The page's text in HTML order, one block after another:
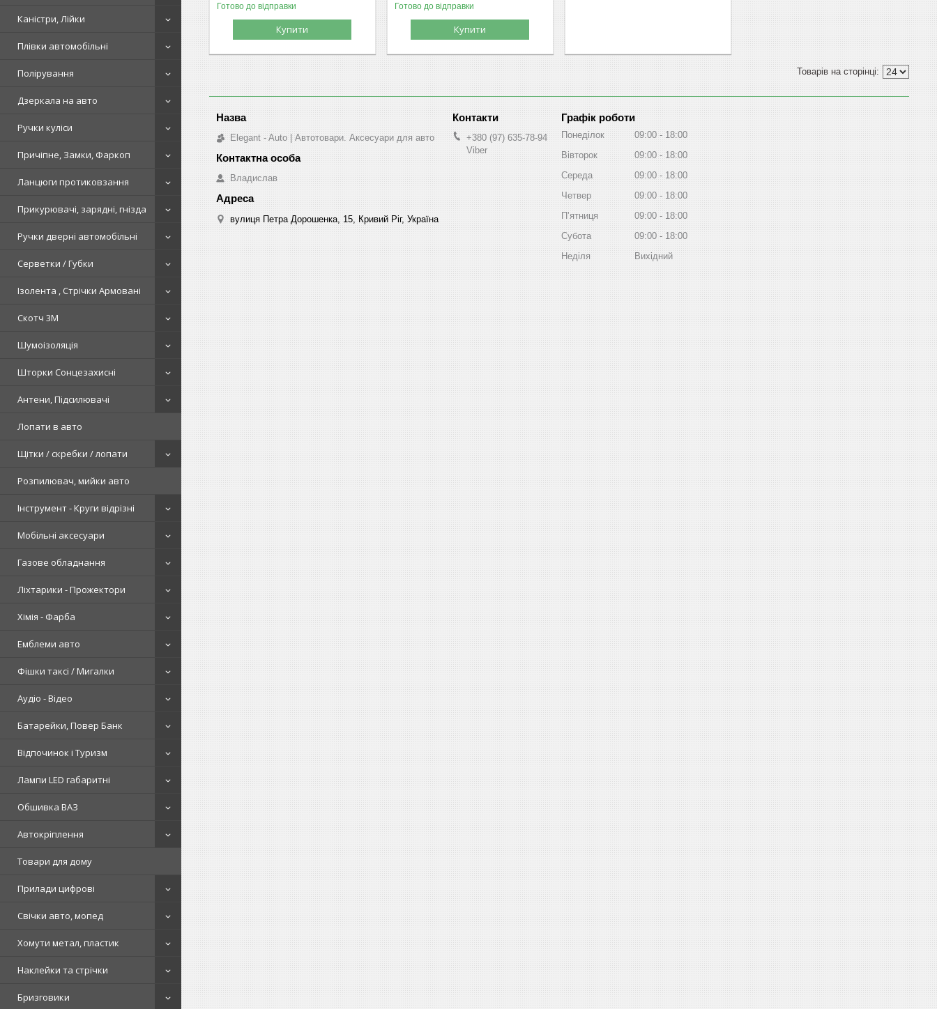
Каністри, Лійки
Плівки автомобільні
Полірування
Дзеркала на авто
Ручки куліси
Причіпне, Замки, Фаркоп
Ланцюги протиковзання
Прикурювачі, зарядні, гнізда
Ручки дверні автомобільні
Серветки / Губки
Ізолента , Стрічки Армовані
Скотч 3М
Шумоізоляція
Шторки Сонцезахисні
Антени, Підсилювачі
Лопати в авто
Щітки / скребки / лопати
Розпилювач, мийки авто
Інструмент - Круги відрізні
Мобільні аксесуари
Газове обладнання
Ліхтарики - Прожектори
Хімія - Фарба
Емблеми авто
Фішки таксі / Мигалки
Аудіо - Відео
Батарейки, Повер Банк
Відпочинок і Туризм
Лампи LED габаритні
Обшивка ВАЗ
Автокріплення
Товари для дому
Прилади цифрові
Свічки авто, мопед
Хомути метал, пластик
Наклейки та стрічки
Бризговики
Готово до відправки
Купити
Готово до відправки
Купити
Elegant - Auto | Автотовари. Аксесуари для авто
Владислав
вулиця Петра Дорошенка, 15, Кривий Ріг, Україна
+380 (97) 635-78-94
Viber
Графік роботи
Понеділок 09:00
18:00
Вівторок
09:00
18:00
Середа
09:00
18:00
Четвер
09:00
18:00
Пʼятниця
09:00
18:00
Субота
09:00
18:00
Неділя
Вихідний